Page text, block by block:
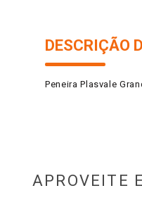
DESCRIÇÃO
Peneira Plasvale
APROVEITE